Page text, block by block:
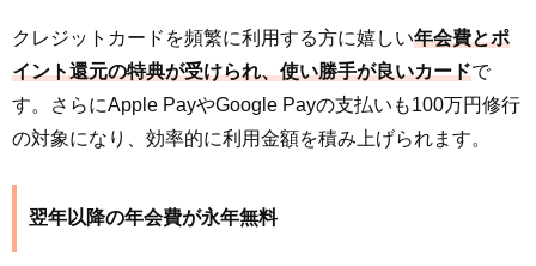
クレジットカードを頻繁に利用する方に嬉しい年会費とポ
イント還元の特典が受けられ、使い勝手が良いカードで
す。さらにApple PayやGoogle Payの支払いも100万円修行
の対象になり、効率的に利用金額を積み上げられます。
翌年以降の年会費が永年無料